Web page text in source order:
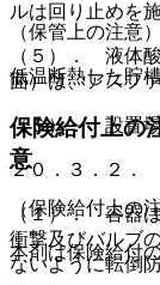
（保管上の注意）
低温断熱した貯
保険給付上の
意
（保険給付上の
本剤は保険給付
ルは回り止めを
（５）． 液体
面）は、アスフ
（６）． 設置場
２０．３．２．
（１）． 容器
衝撃及びバルブ
ないように転倒